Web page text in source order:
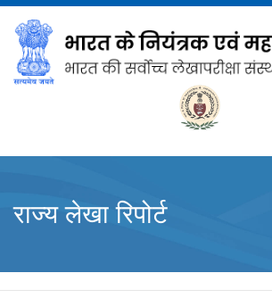
राज्य लेखा रिपोर्ट